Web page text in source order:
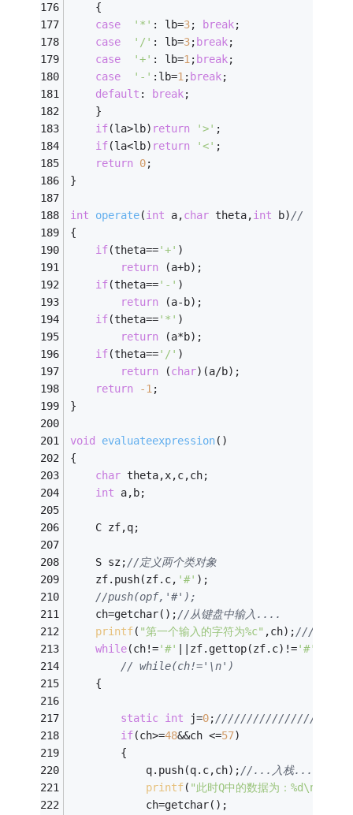
	{
case
'*' : lb=3; break;
case
'/' : lb=3; break;
case
'+' : lb=1; break;
case
'-' :lb=1; break;
default : break;
	}
if(la>lb) return '>' ;
if(la<lb) return '<' ;
return 0;
}
int operate(int a,char theta,int b)//
{
if(theta=='+' )
return (a+b);
if(theta=='-' )
return (a-b);
if(theta=='*' )
return (a*b);
if(theta=='/' )
return (char)(a/b);
return
-1;
}
void evaluateexpression()
{
char theta,x,c,ch;
int a,b;
	C zf,q;
	S sz;
//定义两个类对象
	zf.push(zf.c,
'#' );
//push(opf,'#');
	ch=getchar();
//从键盘中输入....
printf( "第一个输入的字符为%c" ,ch);
while(ch!='#' ||zf.gettop(zf.c)!='#'
// while(ch!='\n')
	{
static int j=0;////////////////////
if(ch>=48&&ch <=57)
		{
			q.push(q.c,ch);
//...入栈...到Q中
printf( "此时Q中的数据为：%d\n"
			ch=getchar();